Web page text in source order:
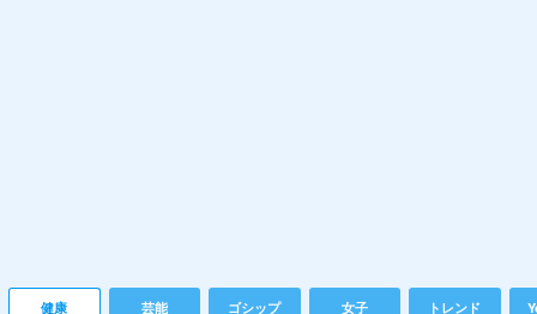
健康 芸能 ゴシップ 女子 トレンド